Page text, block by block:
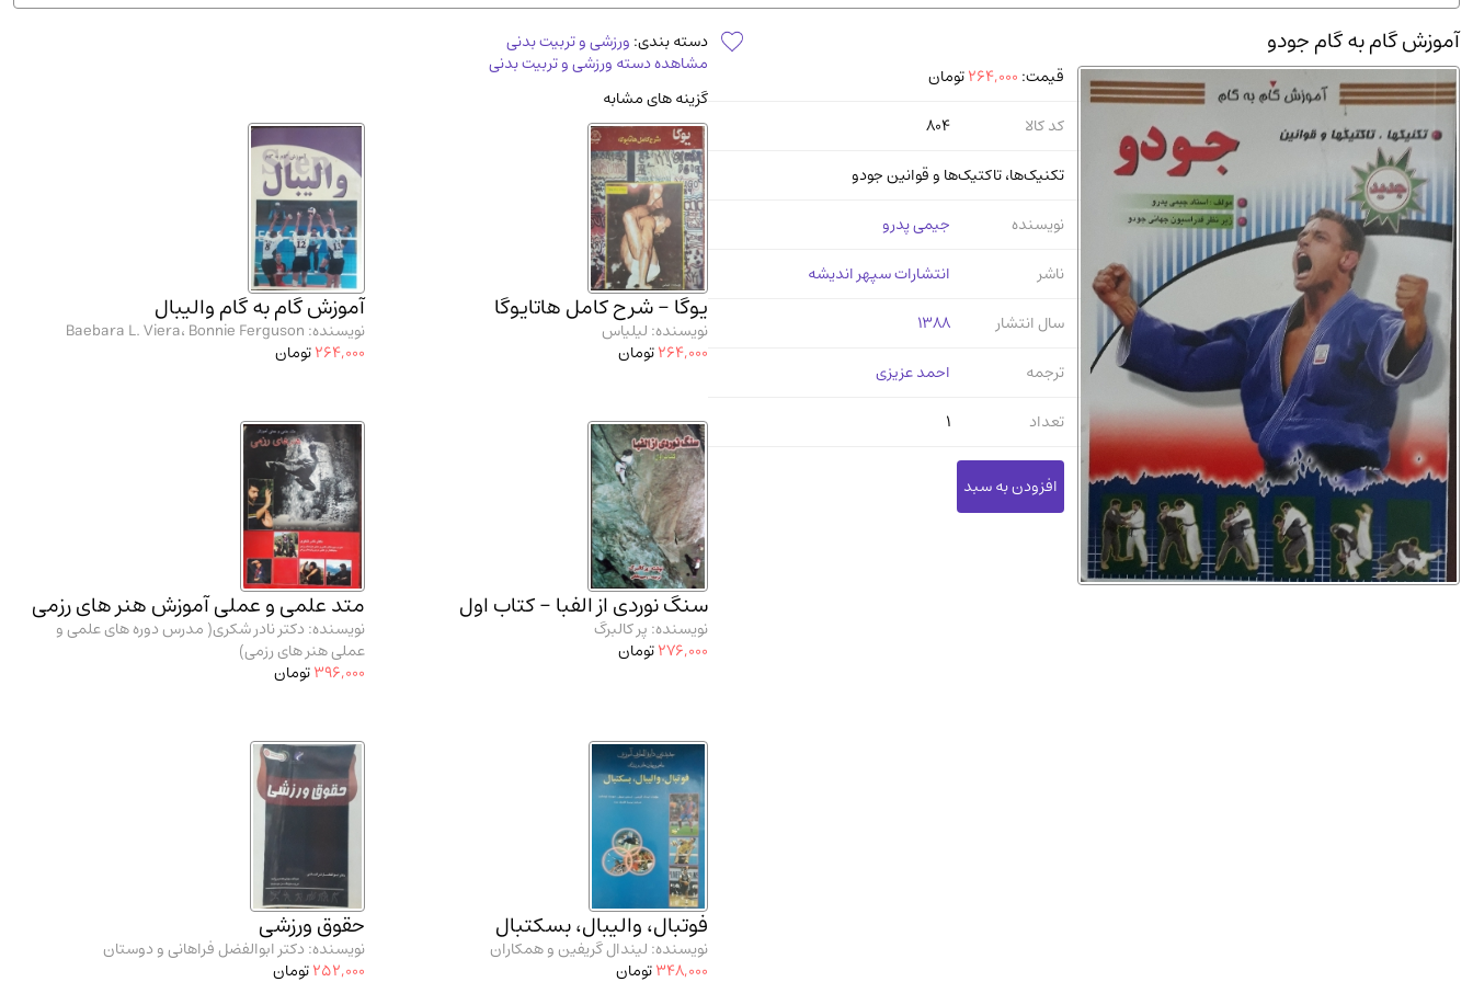
دانشگاه پیامـ نور
آموزش گام به گام جودو
قیمت: 264,000تومان
کد کالا
804
تکنیک‌ها، تاکتیک‌ها و قوانین جودو
نویسنده
جیمی پدرو
ناشر
انتشارات سپهر اندیشه
سال انتشار
1388
ترجمه
احمد عزیزی
تعداد
1
دسته بندی: ورزشی و تربیت بدنی
مشاهده دسته ورزشی و تربیت بدنی
گزینه های مشابه
یوگا - شرح کامل هاتایوگا
نویسنده: لیلیاس
264,000تومان
آموزش گام به گام والیبال
نویسنده: Baebara L. Viera، Bonnie Ferguson
264,000تومان
سنگ نوردی از الفبا - کتاب اول
نویسنده: پر کالبرگ
276,000تومان
متد علمی و عملی آموزش هنر های رزمی
نویسنده: دکتر نادر شکری( مدرس دوره‌ های علمی و
عملی هنر های رزمی)
396,000تومان
فوتبال، والیبال، بسکتبال
نویسنده: لیندال گریفین و همکاران
348,000تومان
حقوق ورزشی
نویسنده: دکتر ابوالفضل فراهانی و دوستان
252,000تومان